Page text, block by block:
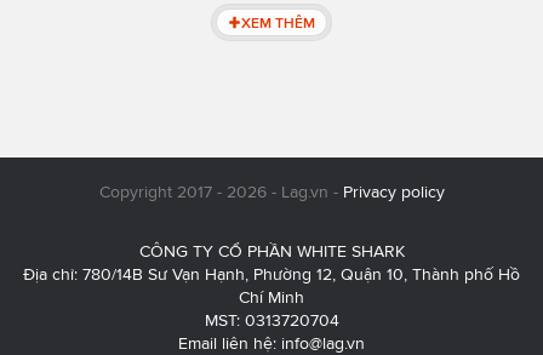
XEM THÊM
Copyright 2017 - 2026 - Lag.vn - Privacy policy
CÔNG TY CỔ PHẦN WHITE SHARK
Địa chỉ: 780/14B Sư Vạn Hạnh, Phường 12, Quận 10, Thành phố Hồ
Chí Minh
MST: 0313720704
Email liên hệ: info@lag.vn